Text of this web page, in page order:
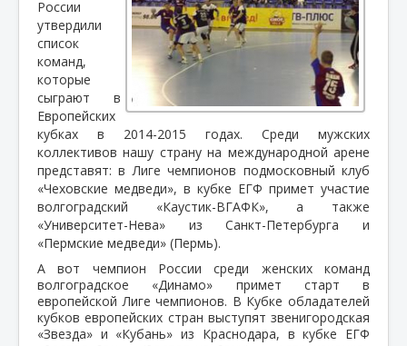
России
утвердили
список
команд,
которые
сыграют в
Европейских
кубках в 2014-2015 годах. Среди мужских
коллективов нашу страну на международной арене
представят: в Лиге чемпионов подмосковный клуб
«Чеховские медведи», в кубке ЕГФ примет участие
волгоградский «Каустик-ВГАФК», а также
«Университет-Нева» из Санкт-Петербурга и
«Пермские медведи» (Пермь).
А вот чемпион России среди женских команд
волгоградское «Динамо» примет старт в
европейской Лиге чемпионов. В Кубке обладателей
кубков европейских стран выступят звенигородская
«Звезда» и «Кубань» из Краснодара, в кубке ЕГФ